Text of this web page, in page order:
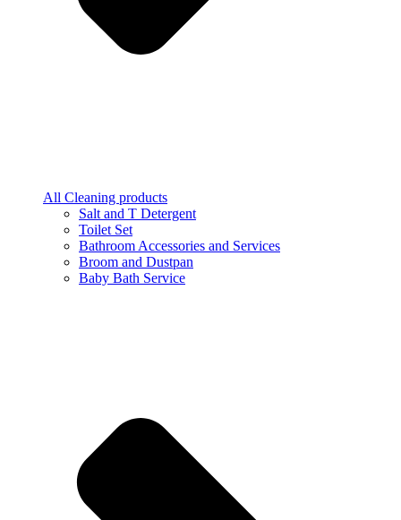
All Cleaning products
Salt and T Detergent
Toilet Set
Bathroom Accessories and Services
Broom and Dustpan
Baby Bath Service